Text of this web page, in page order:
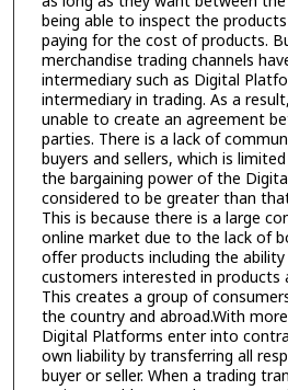
being able to inspect the
paying for the cost of products.
merchandise trading channels
intermediary such as Digital
intermediary in trading. As a
unable to create an agreement
parties. There is a lack of
buyers and sellers, which is
the bargaining power of the
considered to be greater than
This is because there is a large
online market due to the lack of
offer products including the
customers interested in products
This creates a group of
the country and abroad.With
Digital Platforms enter into
own liability by transferring all
buyer or seller. When a trading